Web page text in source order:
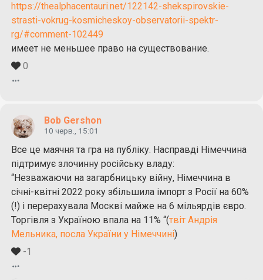
https://thealphacentauri.net/122142-shekspirovskie-
strasti-vokrug-kosmicheskoy-observatorii-spektr-
rg/#comment-102449
имеет не меньшее право на существование.
0
Bob Gershon
10 черв., 15:01
Все це маячня та гра на публіку. Насправді Німеччина
підтримує злочинну російську владу:
“Незважаючи на загарбницьку війну, Німеччина в
січні-квітні 2022 року збільшила імпорт з Росії на 60%
(!) і перерахувала Москві майже на 6 мільярдів євро.
Торгівля з Україною впала на 11% “(твіт Андрія
Мельника, посла України у Німеччині)
-1